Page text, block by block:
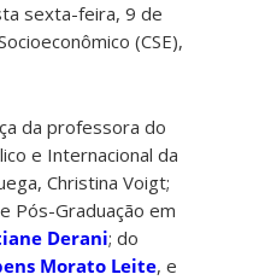
sexta-feira, 9 de
(CSE),
da professora do
e Internacional da
Christina Voigt;
Pós-Graduação em
Derani; do
Morato Leite, e